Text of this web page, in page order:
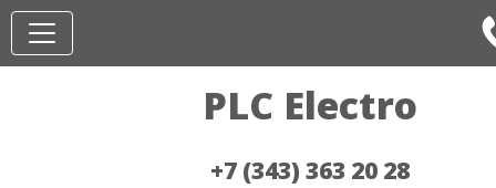
PLC Electro
+7 (343) 363 20 28